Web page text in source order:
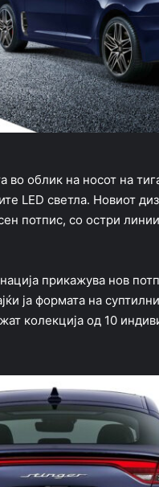
облик на носот на
LED светла. Новиот
потпис, со остри
прикажува нов
ја формата на
колекција од 10